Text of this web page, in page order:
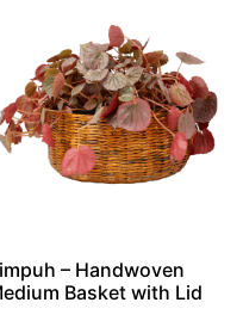
– Handwoven
Basket with Lid